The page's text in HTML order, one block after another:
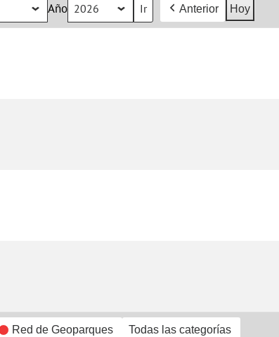
Año Anterior Hoy
Red de Geoparques Todas las categorías